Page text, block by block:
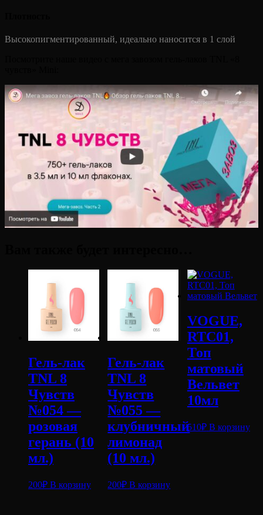
Высокопигментированный, идеально наносится в 1 слой
Гель-лак
TNL 8
Чувств
№054 —
розовая
герань (10
мл.)
200₽ В корзину
Гель-лак
TNL 8
Чувств
№055 —
клубничный
лимонад
(10 мл.)
200₽ В корзину
VOGUE,
RTC01,
Топ
матовый
Вельвет
10мл
510₽ В корзину